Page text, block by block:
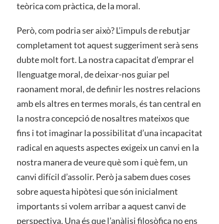
teòrica com pràctica, de la moral.
Però, com podria ser això? L’impuls de rebutjar
completament tot aquest suggeriment serà sens
dubte molt fort. La nostra capacitat d’emprar el
llenguatge moral, de deixar-nos guiar pel
raonament moral, de definir les nostres relacions
amb els altres en termes morals, és tan central en
la nostra concepció de nosaltres mateixos que
fins i tot imaginar la possibilitat d’una incapacitat
radical en aquests aspectes exigeix un canvi en la
nostra manera de veure què som i què fem, un
canvi difícil d’assolir. Però ja sabem dues coses
sobre aquesta hipòtesi que són inicialment
importants si volem arribar a aquest canvi de
perspectiva. Una és que l’anàlisi filosòfica no ens